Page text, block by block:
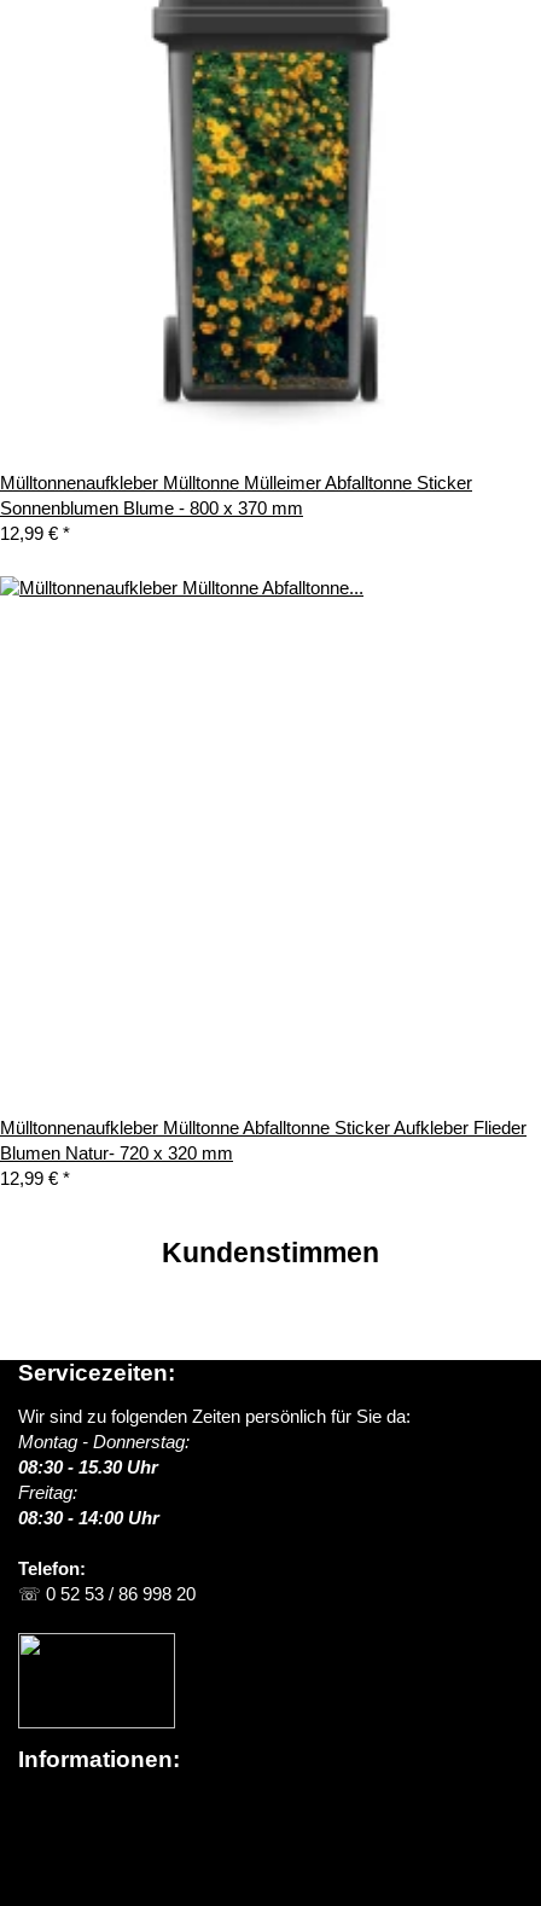
Mülltonnenaufkleber Mülltonne Mülleimer Abfalltonne Sticker
Sonnenblumen Blume - 800 x 370 mm
12,99 € *
Mülltonnenaufkleber Mülltonne Abfalltonne Sticker Aufkleber Flieder
Blumen Natur- 720 x 320 mm
12,99 € *
Kundenstimmen
Servicezeiten:
Wir sind zu folgenden Zeiten persönlich für Sie da:
Montag - Donnerstag:
08:30 - 15.30 Uhr
Freitag:
08:30 - 14:00 Uhr
Telefon:
☏ 0 52 53 / 86 998 20
Informationen: